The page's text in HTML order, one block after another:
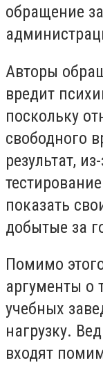
обращение
Авторы
вредит
поскольку
свободного
результат,
показать
добытые за
Помимо
аргументы о
учебных
нагрузку.
входят